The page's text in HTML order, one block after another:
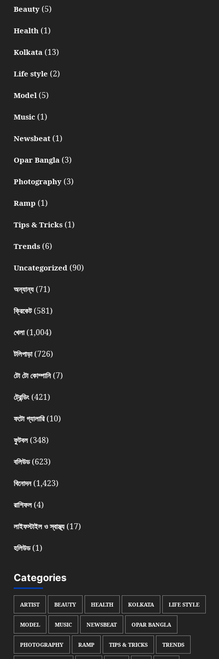
Beauty(5)
Health(1)
Kolkata(13)
Life style (2)
Model(5)
Music(1)
Newsbeat(1)
Opar Bangla(3)
Photography(3)
Ramp (1)
Tips & Tricks(1)
Trends(6)
Uncategorized(90)
অন্যান্য(71)
ক্রিকেট(581)
খেলা(1,004)
টলিপাড়া(726)
টো টো কোম্পানি(7)
ট্রেন্ডিং(421)
ফটো গ্যালারি(10)
ফুটবল(348)
বলিউড(623)
বিনোদন(1,423)
রাশিফল(4)
লাইফস্টাইল ও স্বাস্থ্য(17)
হলিউড(1)
Categories
ARTIST BEAUTY HEALTH KOLKATA LIFE STYLE
MODEL MUSIC NEWSBEAT OPAR BANGLA
PHOTOGRAPHY RAMP TIPS & TRICKS TRENDS